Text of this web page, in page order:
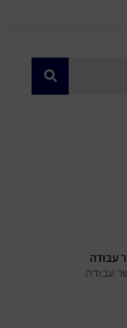
עבודה
עבודה